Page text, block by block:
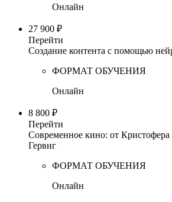
Онлайн
27 900 ₽
Перейти
Создание контента с помощью
ФОРМАТ ОБУЧЕНИЯ
Онлайн
8 800 ₽
Перейти
Современное кино: от
Гервиг
ФОРМАТ ОБУЧЕНИЯ
Онлайн